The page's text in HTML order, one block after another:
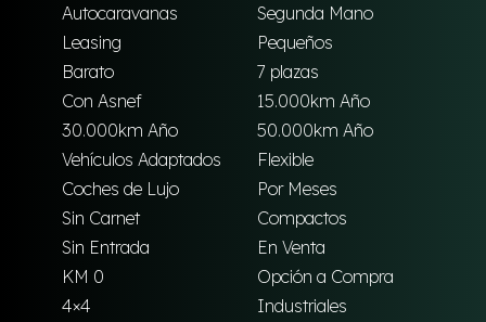
Autocaravanas
Segunda Mano
Leasing
Pequeños
Barato
7 plazas
Con Asnef
15.000km Año
30.000km Año
50.000km Año
Vehículos Adaptados
Flexible
Coches de Lujo
Por Meses
Sin Carnet
Compactos
Sin Entrada
En Venta
KM 0
Opción a Compra
4×4
Industriales